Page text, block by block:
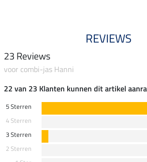
REVIEWS
23 Reviews
voor combi-jas Hanni
22 van 23 Klanten kunnen dit artikel
5 Sterren
4 Sterren
3 Sterren
2 Sterren